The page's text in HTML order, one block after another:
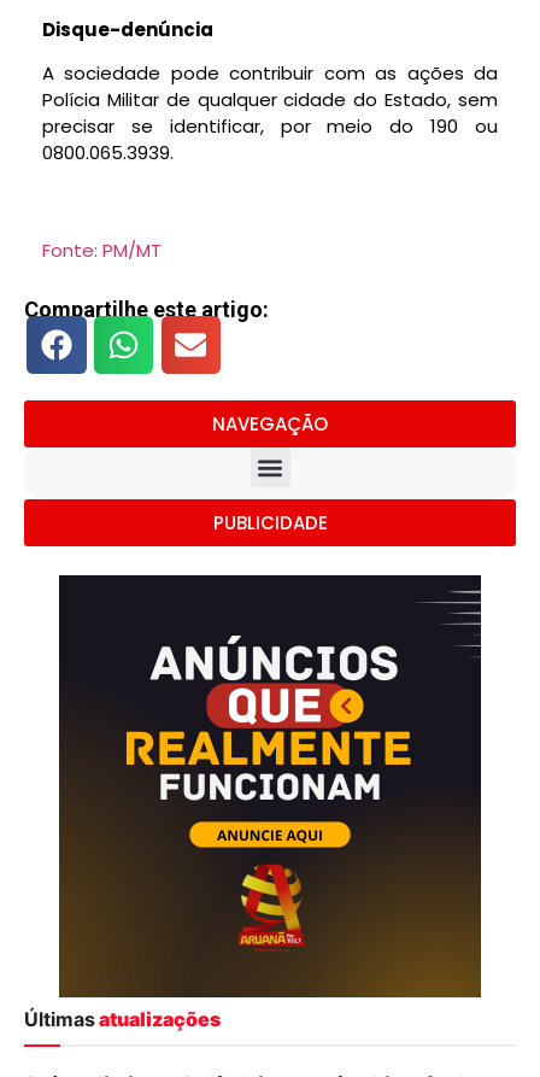
Disque-denúncia
A sociedade pode contribuir com as ações da
Polícia Militar de qualquer cidade do Estado, sem
precisar se identificar, por meio do 190 ou
0800.065.3939.
Fonte: PM/MT
Compartilhe este artigo:
NAVEGAÇÃO
PUBLICIDADE
Últimasatualizações